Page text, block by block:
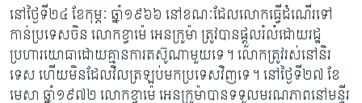
នៅថ្ងៃទី២៤ ខែកុម្ភៈ ឆ្នាំ១៩៦៦ នៅខណៈដែលលោកធ្វើដំណើរទៅ
កាន់ប្រទេសចិន លោក​ខ្វាម៉េ អេនក្រូម៉ា ត្រូវបានផ្តួលរំលំដោយរដ្ឋ
ប្រហារយោធាដោយគ្មានការតស៊ូណាមួយទេ។ លោក​ត្រូវរស់នៅនិរ
ទេស ហើយមិនដែលវិលត្រឡប់មកប្រទេសវិញទេ។ នៅថ្ងៃ​ទី​២៧ ខែ​
មេសា ឆ្នាំ១៩៧២ លោកខ្វាម៉េ អេនក្រូម៉ាបានទទួលមរណភាពនៅមន្ទីរ